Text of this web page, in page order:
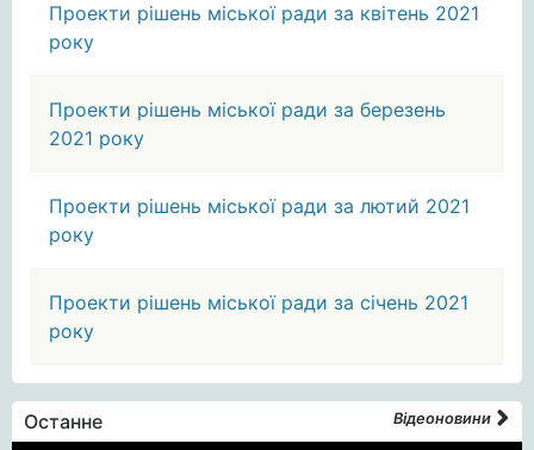
Проекти рішень міської ради за квітень 2021
року
Проекти рішень міської ради за березень
2021 року
Проекти рішень міської ради за лютий 2021
року
Проекти рішень міської ради за січень 2021
року
Останне Відеоновини